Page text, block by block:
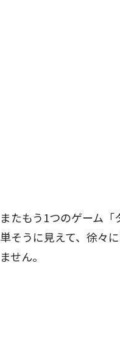
またもう1つのゲーム
単そうに見えて、徐々
ません。